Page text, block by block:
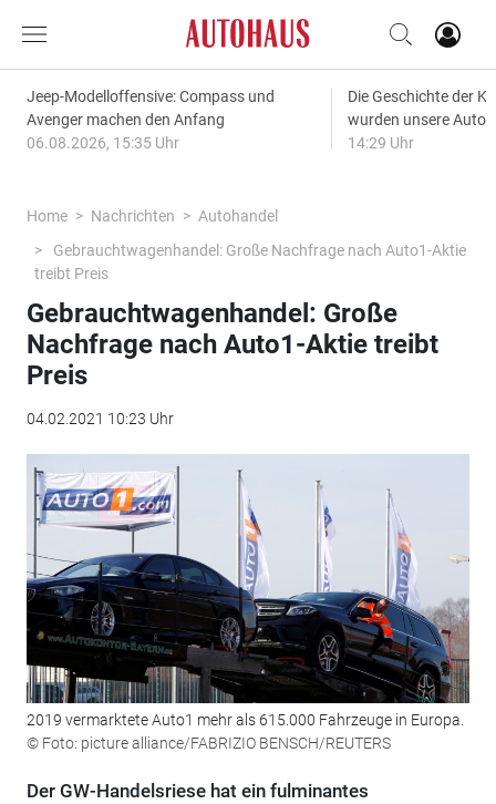
Jeep-Modelloffensive: Compass und
Avenger machen den Anfang
06.08.2026, 15:35 Uhr
Die Geschichte der
wurden unsere
14:29 Uhr
Home Nachrichten
Autohandel
Gebrauchtwagenhandel: Große Nachfrage nach Auto1-Aktie
treibt Preis
Gebrauchtwagenhandel: Große
Nachfrage nach Auto1-Aktie treibt
Preis
04.02.2021 10:23 Uhr
2019 vermarktete Auto1 mehr als 615.000 Fahrzeuge in Europa.
© Foto: picture alliance/FABRIZIO BENSCH/REUTERS
Der GW-Handelsriese hat ein fulminantes